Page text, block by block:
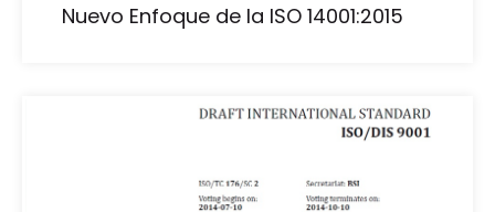
Nuevo Enfoque de la ISO 14001:2015